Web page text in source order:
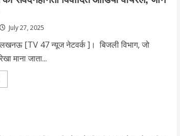
महिलाJuly 27, 2025
[TV 47 न्‍यूज नेटवर्क ]। बिजली विभाग, जो
माना जाता...